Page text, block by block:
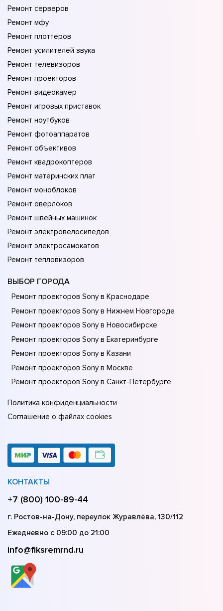
Ремонт серверов
Ремонт мфу
Ремонт плоттеров
Ремонт усилителей звука
Ремонт телевизоров
Ремонт проекторов
Ремонт видеокамер
Ремонт игровых приставок
Ремонт ноутбуков
Ремонт фотоаппаратов
Ремонт объективов
Ремонт квадрокоптеров
Ремонт материнских плат
Ремонт моноблоков
Ремонт оверлоков
Ремонт швейных машинок
Ремонт электровелосипедов
Ремонт электросамокатов
Ремонт тепловизоров
ВЫБОР ГОРОДА
Ремонт проекторов Sony в Краснодаре
Ремонт проекторов Sony в Нижнем Новгороде
Ремонт проекторов Sony в Новосибирске
Ремонт проекторов Sony в Екатеринбурге
Ремонт проекторов Sony в Казани
Ремонт проекторов Sony в Москве
Ремонт проекторов Sony в Санкт-Петербурге
Политика конфиденциальности
Соглашение о файлах cookies
КОНТАКТЫ
+7 (800) 100-89-44
г. Ростов-на-Дону, переулок Журавлёва, 130/112
Ежедневно с 09:00 до 21:00
info@fiksremrnd.ru